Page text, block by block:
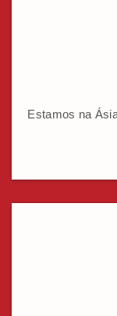
Estamos na